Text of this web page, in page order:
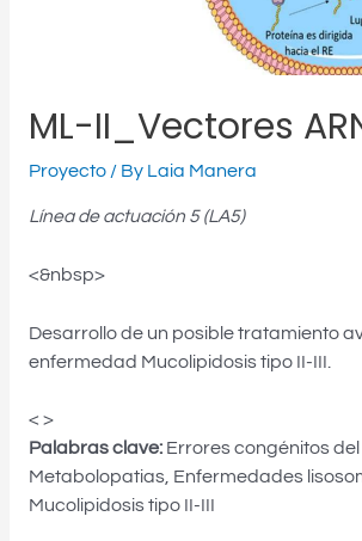
ML-II_Vectores
Proyecto/ By Laia Manera
Línea de actuación 5 (LA5)
<&nbsp>
Desarrollo de un posible tratamiento
enfermedad Mucolipidosis tipo II-III.
< >
Palabras clave:Errores congénitos
Metabolopatias, Enfermedades
Mucolipidosis tipo II-III